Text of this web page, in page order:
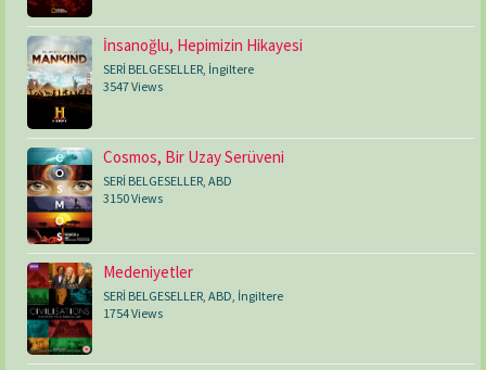
İnsanoğlu, Hepimizin Hikayesi
SERİ BELGESELLER, İngiltere
3547 Views
Cosmos, Bir Uzay Serüveni
SERİ BELGESELLER ABD
3150 Views
Medeniyetler
SERİ BELGESELLER ABD İngiltere
1754 Views